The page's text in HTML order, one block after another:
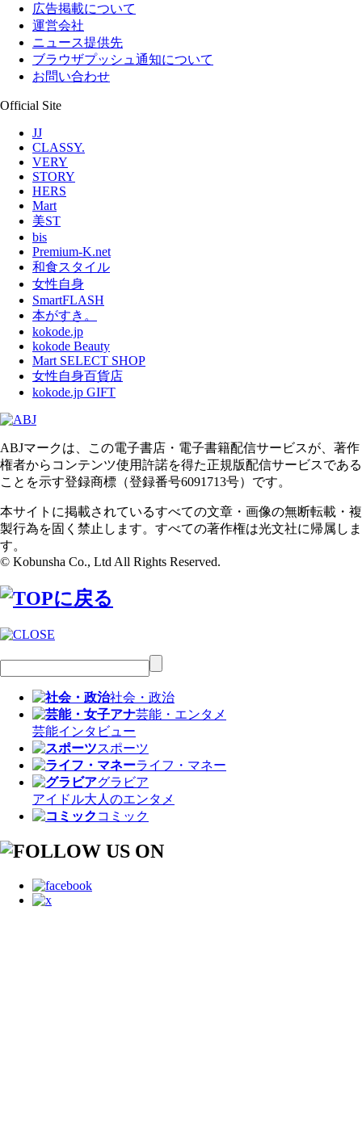
広告掲載について
運営会社
ニュース提供先
ブラウザプッシュ通知について
お問い合わせ
Official Site
JJ
CLASSY.
VERY
STORY
HERS
Mart
美ST
bis
Premium-K.net
和食スタイル
女性自身
SmartFLASH
本がすき。
kokode.jp
kokode Beauty
Mart SELECT SHOP
女性自身百貨店
kokode.jp GIFT
ABJマークは、この電子書店・電子書籍配信サービスが、著作
権者からコンテンツ使用許諾を得た正規版配信サービスである
ことを示す登録商標（登録番号6091713号）です。
本サイトに掲載されているすべての文章・画像の無断転載・複
製行為を固く禁止します。すべての著作権は光文社に帰属しま
す。
© Kobunsha Co., Ltd All Rights Reserved.
社会・政治
芸能・エンタメ
芸能インタビュー
スポーツ
ライフ・マネー
グラビア
アイドル大人のエンタメ
コミック